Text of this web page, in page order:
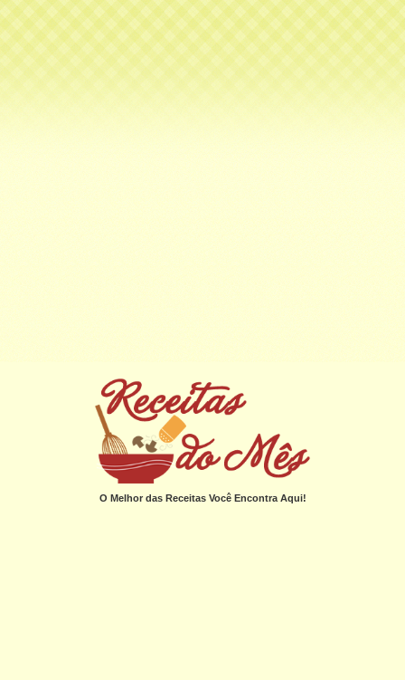
O Melhor das Receitas Você Encontra Aqui!